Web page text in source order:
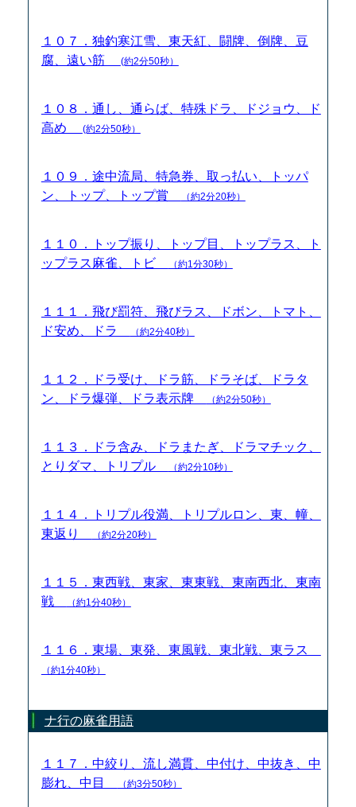
１０７．独釣寒江雪、東天紅、闘牌、倒牌、豆
腐、遠い筋
(約2分50秒）
１０８．通し、通らば、特殊ドラ、ドジョウ、ド
高め
(約2分50秒）
１０９．途中流局、特急券、取っ払い、トッパ
ン、トップ、トップ賞
（約2分20秒）
１１０．トップ振り、トップ目、トップラス、ト
ップラス麻雀、トビ
（約1分30秒）
１１１．飛び罰符、飛びラス、ドボン、トマト、
ド安め、ドラ
（約2分40秒）
１１２．ドラ受け、ドラ筋、ドラそば、ドラタ
ン、ドラ爆弾、ドラ表示牌
（約2分50秒）
１１３．ドラ含み、ドラまたぎ、ドラマチック、
とりダマ、トリプル
（約2分10秒）
１１４．トリプル役満、トリプルロン、東、幢、
東返り
（約2分20秒）
１１５．東西戦、東家、東東戦、東南西北、東南
戦
（約1分40秒）
１１６．東場、東発、東風戦、東北戦、東ラス
（約1分40秒）
ナ行の麻雀用語
１１７．中絞り、流し満貫、中付け、中抜き、中
膨れ、中目
（約3分50秒）